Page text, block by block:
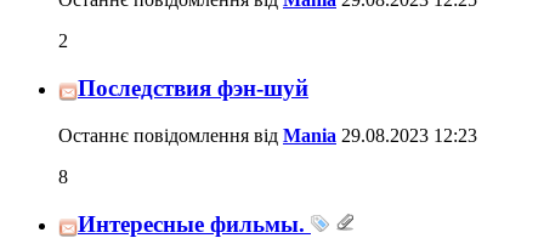
2
Последствия фэн-шуй
Останнє повідомлення від Mania 29.08.2023 12:23
8
Интересные фильмы.